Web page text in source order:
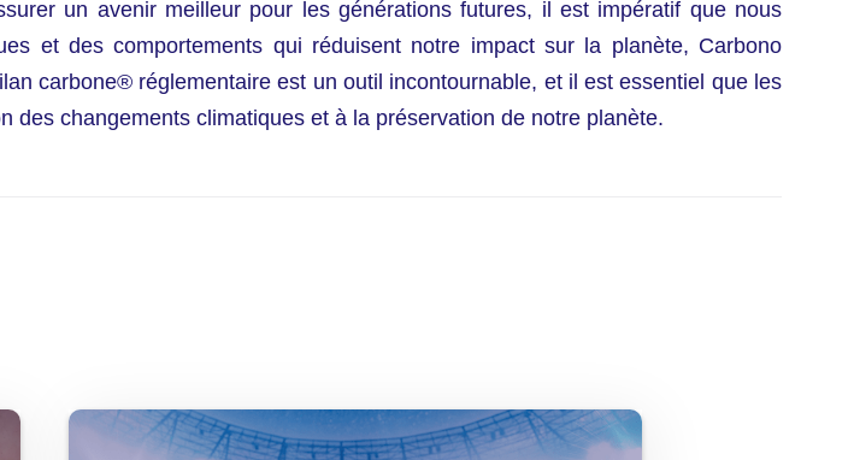
un avenir meilleur pour les générations futures, il est impératif que nous
et des comportements qui réduisent notre impact sur la planète, Carbono
carbone® réglementaire est un outil incontournable, et il est essentiel que les
changements climatiques et à la préservation de notre planète.